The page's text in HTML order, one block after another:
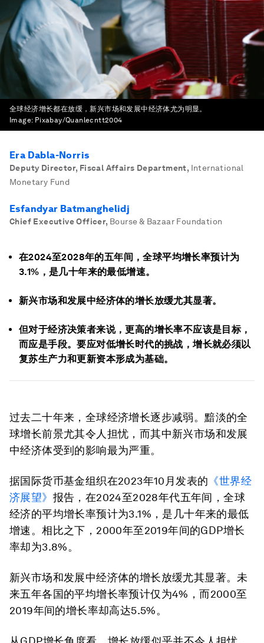
全球经济增长都在放缓，新兴市场和发展中经济体尤为明显。
Image: Pixabay/Quanlecntt2004
Era Dabla-Norris
Deputy Director, Fiscal Affairs Department, International
Monetary Fund
Esfandyar Batmanghelidj
Chief Executive Officer, Bourse & Bazaar Foundation
在2024至2028年的五年间，全球平均增长率预计为
3.1%，是几十年来的最低增速。
新兴市场和发展中经济体的增长放缓尤其显著。
但对于经济决策者来说，更高的增长率不应该是目标，
而应是手段。要应对低增长时代的挑战，增长就必须以
复苏生产力和更新资本形成为基础。
过去二十年来，全球经济增长逐步减弱。黯淡的全
球增长前景尤其令人担忧，而其中新兴市场和发展
中经济体受到的影响最为严重。
据国际货币基金组织在2023年10月发表的 《世界经
济展望》 报告，在2024至2028年代五年间，全球
经济的平均增长率预计为3.1%，是几十年来的最低
增速。相比之下，2000年至2019年间的GDP增长
率却为3.8%。
新兴市场和发展中经济体的增长放缓尤其显著。未
来五年各国的平均增长率预计仅为4%，而2000至
2019年间的增长率却高达5.5%。